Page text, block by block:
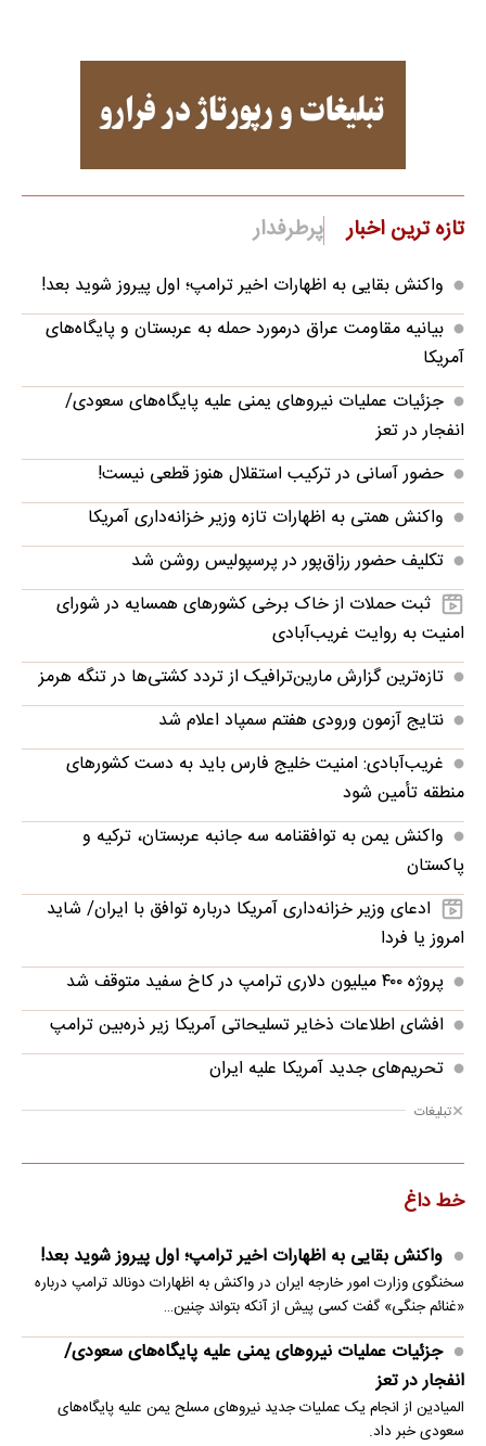
تازه ترین اخبار پرطرفدار
واکنش بقایی به اظهارات اخیر ترامپ؛ اول پیروز شوید بعد!
بیانیه مقاومت عراق درمورد حمله به عربستان و پایگاه‌های
آمریکا
جزئیات عملیات نیروهای یمنی علیه پایگاه‌های سعودی/
انفجار در تعز
حضور آسانی در ترکیب استقلال هنوز قطعی نیست!
واکنش همتی به اظهارات تازه وزیر خزانه‌داری آمریکا
تکلیف حضور رزاق‌پور در پرسپولیس روشن شد
ثبت حملات از خاک برخی کشورهای همسایه در شورای
امنیت به روایت غریب‌آبادی
تازه‌ترین گزارش مارین‌ترافیک از تردد کشتی‌ها در تنگه هرمز
نتایج آزمون ورودی هفتم سمپاد اعلام شد
غریب‌آبادی: امنیت خلیج فارس باید به دست کشورهای
منطقه تأمین شود
واکنش یمن به توافقنامه سه جانبه عربستان، ترکیه و
پاکستان
ادعای وزیر خزانه‌داری آمریکا درباره توافق با ایران/ شاید
امروز یا فردا
پروژه ۴۰۰ میلیون دلاری ترامپ در کاخ سفید متوقف شد
افشای اطلاعات ذخایر تسلیحاتی آمریکا زیر ذره‌بین ترامپ
تحریم‌های جدید آمریکا علیه ایران
تبلیغات
خط داغ
واکنش بقایی به اظهارات اخیر ترامپ؛ اول پیروز شوید بعد!
سخنگوی وزارت امور خارجه ایران در واکنش به اظهارات دونالد ترامپ درباره
«غنائم جنگی» گفت کسی پیش از آنکه بتواند چنین…
جزئیات عملیات نیروهای یمنی علیه پایگاه‌های سعودی/
انفجار در تعز
المیادین از انجام یک عملیات جدید نیروهای مسلح یمن علیه پایگاه‌های
سعودی خبر داد.